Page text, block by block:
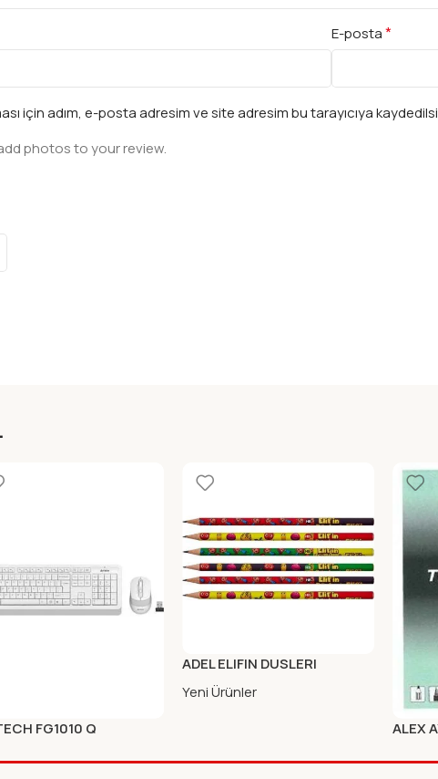
E-posta*
için adım, e-posta adresim ve site adresim bu tarayıcıya
photos to your review.
FG1010 Q
ADEL ELIFIN DUSLERI
KURSUN KALEM HB (FSC)
Yeni Ürünler
ALEX
Yeni